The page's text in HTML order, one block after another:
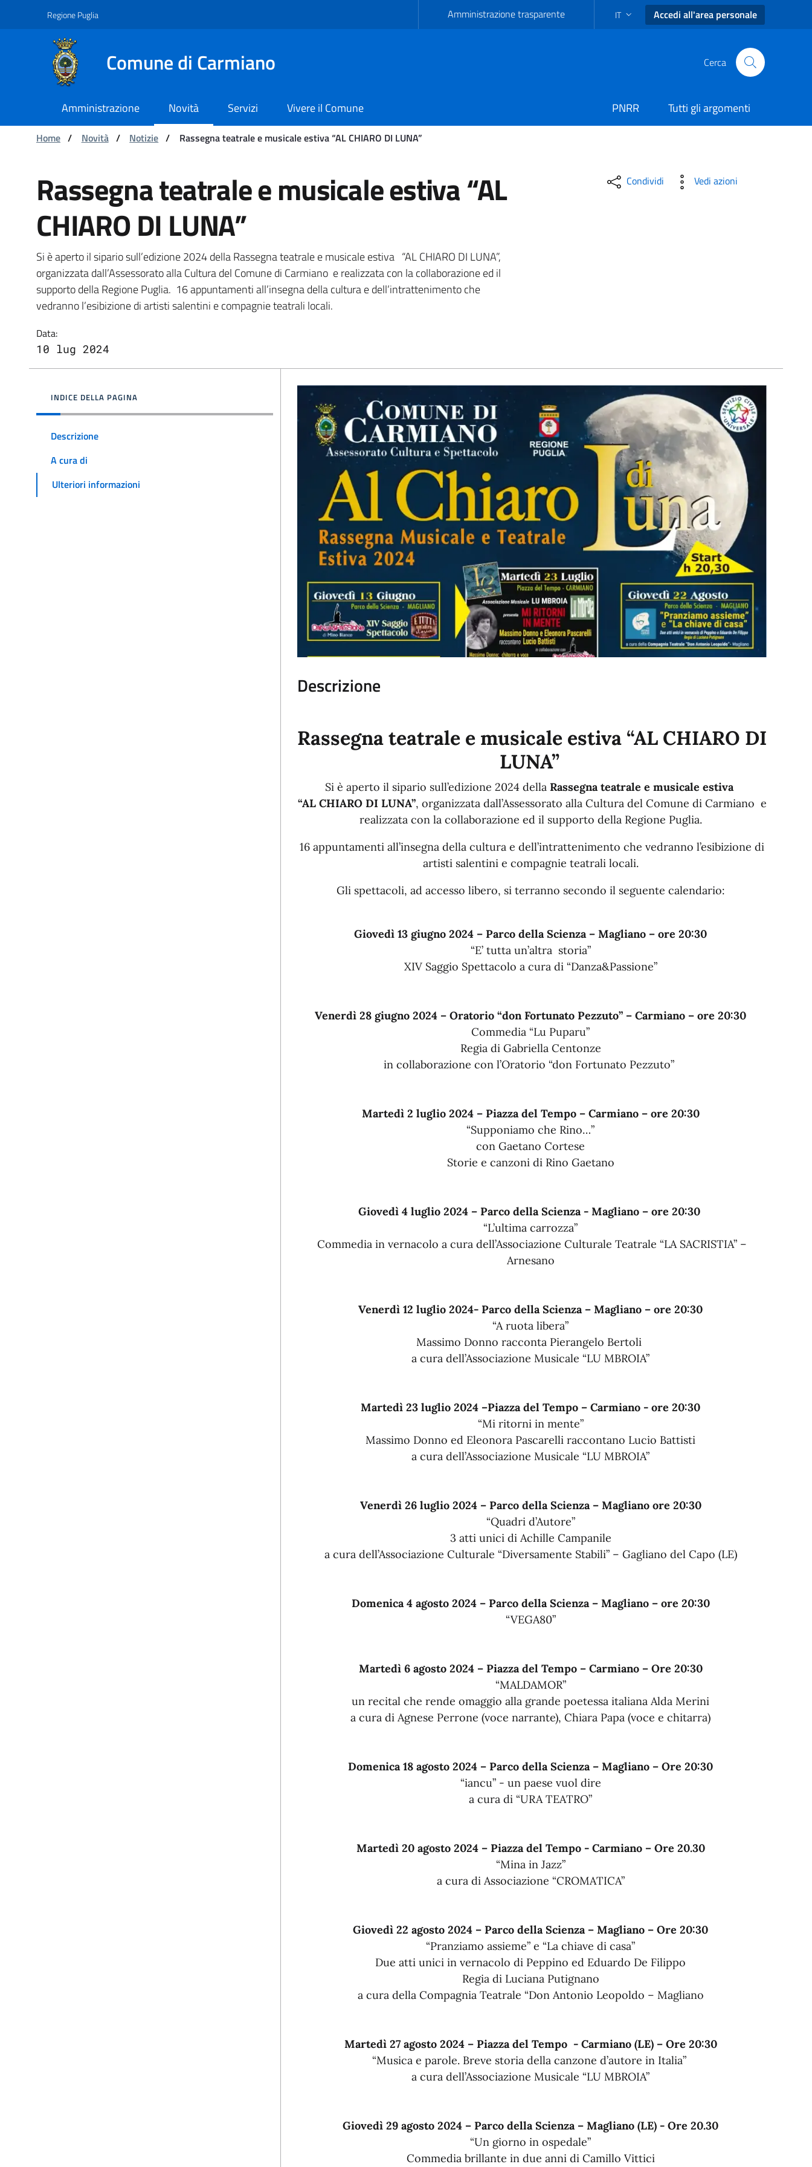
Navigazione
Salta al contenuto
Regione Puglia Amministrazione trasparente SELEZIONE LINGUA: LINGUA SELEZIONATA
IT Accedi all'area personale
Comune di Carmiano Cerca
Amministrazione Novità Servizi Vivere il Comune PNRR
Tutti gli argomenti
Ti trovi in:
Home / Novità / Notizie / Rassegna teatrale e musicale estiva “AL CHIARO DI LUNA”
Rassegna teatrale e musicale estiva “AL CHIARO DI LUNA” - Comune di
Rassegna teatrale e musicale estiva “AL
CHIARO DI LUNA”
Si è aperto il sipario sull’edizione 2024 della Rassegna teatrale e musicale estiva “AL CHIARO DI LUNA”,
organizzata dall’Assessorato alla Cultura del Comune di Carmiano e realizzata con la collaborazione ed il
supporto della Regione Puglia. 16 appuntamenti all’insegna della cultura e dell’intrattenimento che
vedranno l’esibizione di artisti salentini e compagnie teatrali locali.
Data:
10 lug 2024
Condividi Vedi azioni
INDICE DELLA PAGINA
Descrizione
A cura di
Ulteriori informazioni
Descrizione
Rassegna teatrale e musicale estiva “AL CHIARO DI
LUNA”
Si è aperto il sipario sull’edizione 2024 della Rassegna teatrale e musicale estiva
“AL CHIARO DI LUNA”, organizzata dall’Assessorato alla Cultura del Comune di Carmiano e
realizzata con la collaborazione ed il supporto della Regione Puglia.
16 appuntamenti all’insegna della cultura e dell’intrattenimento che vedranno l’esibizione di
artisti salentini e compagnie teatrali locali.
Gli spettacoli, ad accesso libero, si terranno secondo il seguente calendario:
Giovedì 13 giugno 2024 – Parco della Scienza – Magliano – ore 20:30
“E’ tutta un’altra storia”
XIV Saggio Spettacolo a cura di “Danza&Passione”
Venerdì 28 giugno 2024 – Oratorio “don Fortunato Pezzuto” – Carmiano – ore 20:30
Commedia “Lu Puparu”
Regia di Gabriella Centonze
in collaborazione con l’Oratorio “don Fortunato Pezzuto”
Martedì 2 luglio 2024 – Piazza del Tempo – Carmiano – ore 20:30
“Supponiamo che Rino…”
con Gaetano Cortese
Storie e canzoni di Rino Gaetano
Giovedì 4 luglio 2024 – Parco della Scienza - Magliano – ore 20:30
“L’ultima carrozza”
Commedia in vernacolo a cura dell’Associazione Culturale Teatrale “LA SACRISTIA” –
Arnesano
Venerdì 12 luglio 2024- Parco della Scienza – Magliano – ore 20:30
“A ruota libera”
Massimo Donno racconta Pierangelo Bertoli
a cura dell’Associazione Musicale “LU MBROIA”
Martedì 23 luglio 2024 –Piazza del Tempo – Carmiano - ore 20:30
“Mi ritorni in mente”
Massimo Donno ed Eleonora Pascarelli raccontano Lucio Battisti
a cura dell’Associazione Musicale “LU MBROIA”
Venerdì 26 luglio 2024 – Parco della Scienza – Magliano ore 20:30
“Quadri d’Autore”
3 atti unici di Achille Campanile
a cura dell’Associazione Culturale “Diversamente Stabili” – Gagliano del Capo (LE)
Domenica 4 agosto 2024 – Parco della Scienza – Magliano – ore 20:30
“VEGA80”
Martedì 6 agosto 2024 – Piazza del Tempo – Carmiano – Ore 20:30
“MALDAMOR”
un recital che rende omaggio alla grande poetessa italiana Alda Merini
a cura di Agnese Perrone (voce narrante), Chiara Papa (voce e chitarra)
Domenica 18 agosto 2024 – Parco della Scienza – Magliano – Ore 20:30
“iancu” - un paese vuol dire
a cura di “URA TEATRO”
Martedì 20 agosto 2024 – Piazza del Tempo - Carmiano – Ore 20.30
“Mina in Jazz”
a cura di Associazione “CROMATICA”
Giovedì 22 agosto 2024 – Parco della Scienza – Magliano – Ore 20:30
“Pranziamo assieme” e “La chiave di casa”
Due atti unici in vernacolo di Peppino ed Eduardo De Filippo
Regia di Luciana Putignano
a cura della Compagnia Teatrale “Don Antonio Leopoldo – Magliano
Martedì 27 agosto 2024 – Piazza del Tempo - Carmiano (LE) – Ore 20:30
“Musica e parole. Breve storia della canzone d’autore in Italia”
a cura dell’Associazione Musicale “LU MBROIA”
Giovedì 29 agosto 2024 – Parco della Scienza – Magliano (LE) - Ore 20.30
“Un giorno in ospedale”
Commedia brillante in due anni di Camillo Vittici